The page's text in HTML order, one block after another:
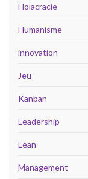
Holacracie
Humanisme
innovation
Jeu
Kanban
Leadership
Lean
Management